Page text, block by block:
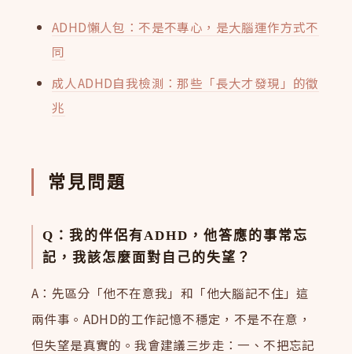
ADHD懶人包：不是不專心，是大腦運作方式不
同
成人ADHD自我檢測：那些「長大才發現」的徵
兆
常見問題
Q：我的伴侶有ADHD，他答應的事常忘
記，我該怎麼面對自己的失望？
A：先區分「他不在意我」和「他大腦記不住」這
兩件事。ADHD的工作記憶不穩定，不是不在意，
但失望是真實的。我會建議三步走：一、不把忘記